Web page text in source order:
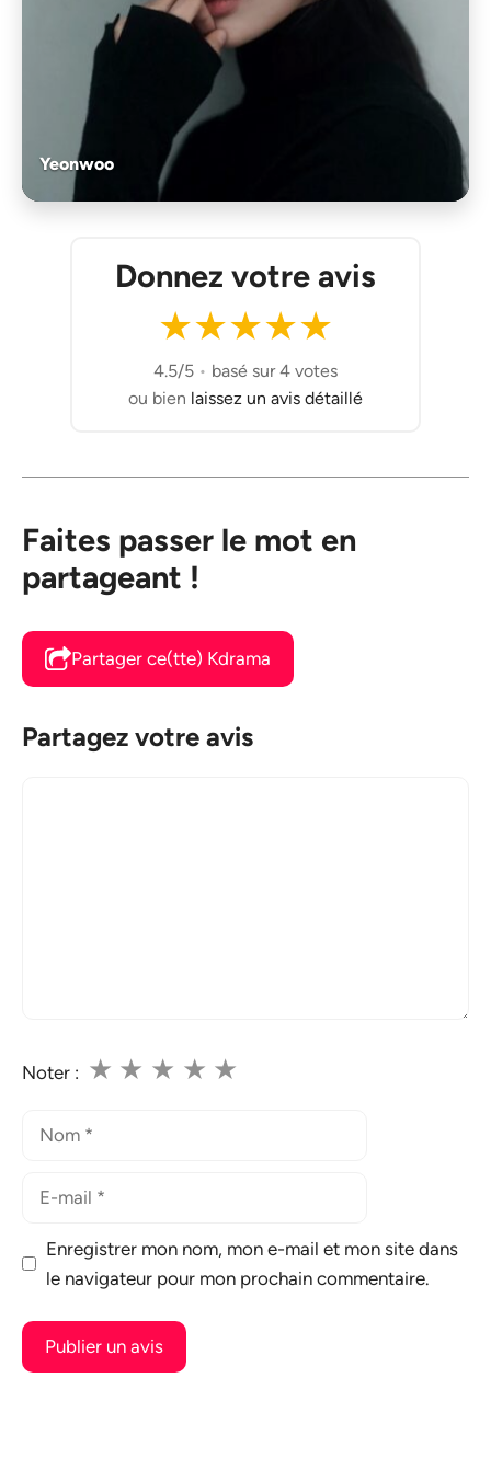
Yeonwoo
Donnez votre avis
★★★★★
4.5/5 • basé sur 4 votes
ou bien laissez un avis détaillé
Faites passer le mot en
partageant !
Partager ce(tte) Kdrama
Partagez votre avis
Noter : ★
★
★
★
★
Enregistrer mon nom, mon e-mail et mon site dans
le navigateur pour mon prochain commentaire.